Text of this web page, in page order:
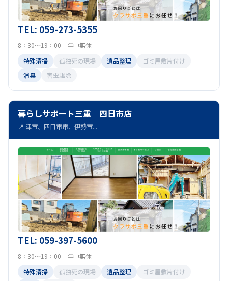
TEL: 059-273-5355
8：30～19：00 年中無休
特殊清掃
孤独死の現場 遺品整理
ゴミ屋敷片付け
消臭
害虫駆除
暮らしサポート三重 四日市店
📍 津市、四日市市、伊勢市...
TEL: 059-397-5600
8：30～19：00 年中無休
特殊清掃
孤独死の現場 遺品整理
ゴミ屋敷片付け